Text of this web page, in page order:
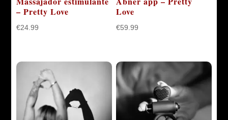
– Pretty Love
€24.99
Love
€59.99